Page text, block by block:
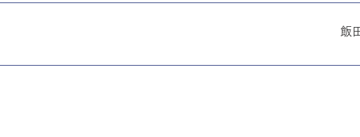
飯